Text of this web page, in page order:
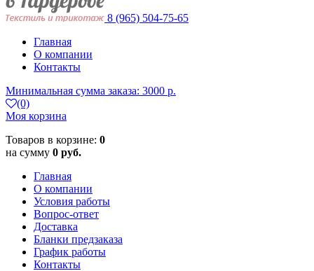
8 (965) 504-75-65
Главная
О компании
Контакты
Минимальная сумма заказа: 3000 р.
(0)
Моя корзина
Товаров в корзине: 0
на сумму 0 руб.
Главная
О компании
Условия работы
Вопрос-ответ
Доставка
Бланки предзаказа
График работы
Контакты